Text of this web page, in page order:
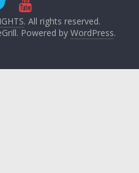
. All rights reserved.
Powered by WordPress.